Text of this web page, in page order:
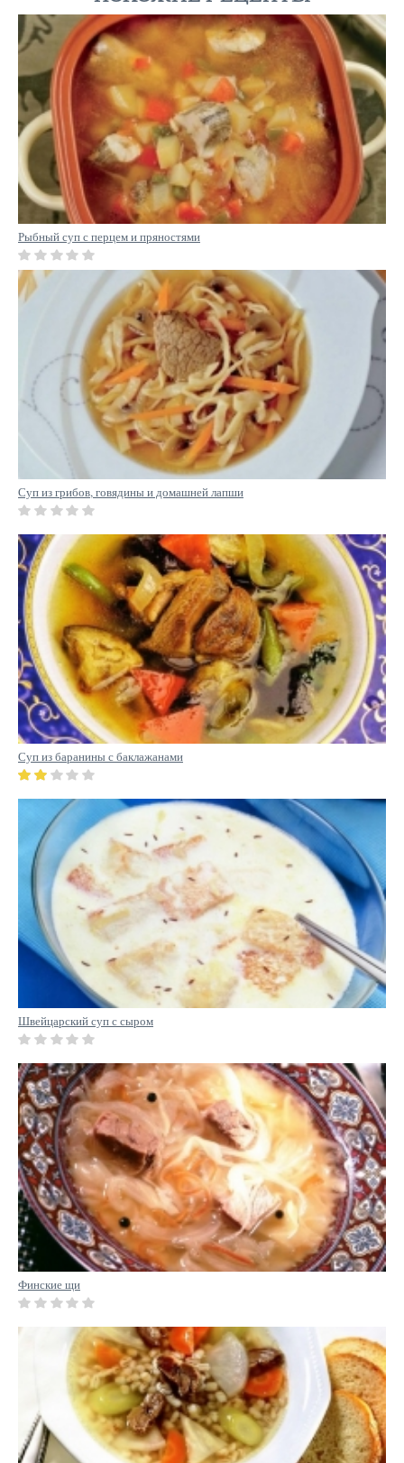
Рыбный суп с перцем и пряностями
Суп из грибов, говядины и домашней лапши
Суп из баранины с баклажанами
Швейцарский суп с сыром
Финские щи